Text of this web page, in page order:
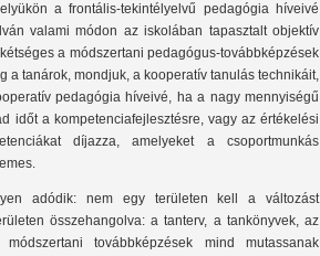
a frontális-tekintélyelvű pedagógia híveivé
valami módon az iskolában tapasztalt objektív
a módszertani pedagógus-továbbképzések
a tanárok, mondjuk, a kooperatív tanulás technikáit,
pedagógia híveivé, ha a nagy mennyiségű
időt a kompetenciafejlesztésre, vagy az értékelési
díjazza, amelyeket a csoportmunkás
adódik: nem egy területen kell a változást
összehangolva: a tanterv, a tankönyvek, az
továbbképzések mind mutassanak